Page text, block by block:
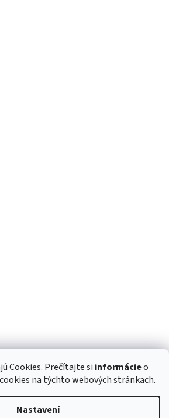
Cookies. Prečítajte si informácieo
na týchto webových stránkach.
Nastavení
Instagramu
Vytvořil Shoptet